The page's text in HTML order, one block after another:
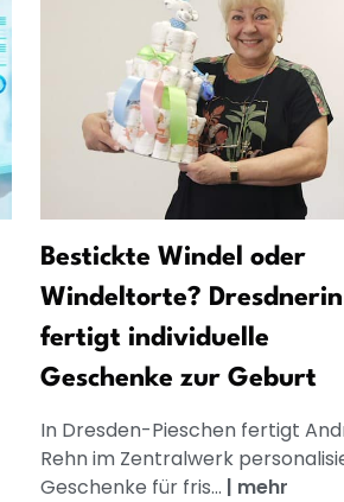
Bestickte Windel oder
Windeltorte? Dresdnerin
fertigt individuelle
Geschenke zur Geburt
In Dresden-Pieschen fertigt
Rehn im Zentralwerk
Geschenke für fris... | mehr